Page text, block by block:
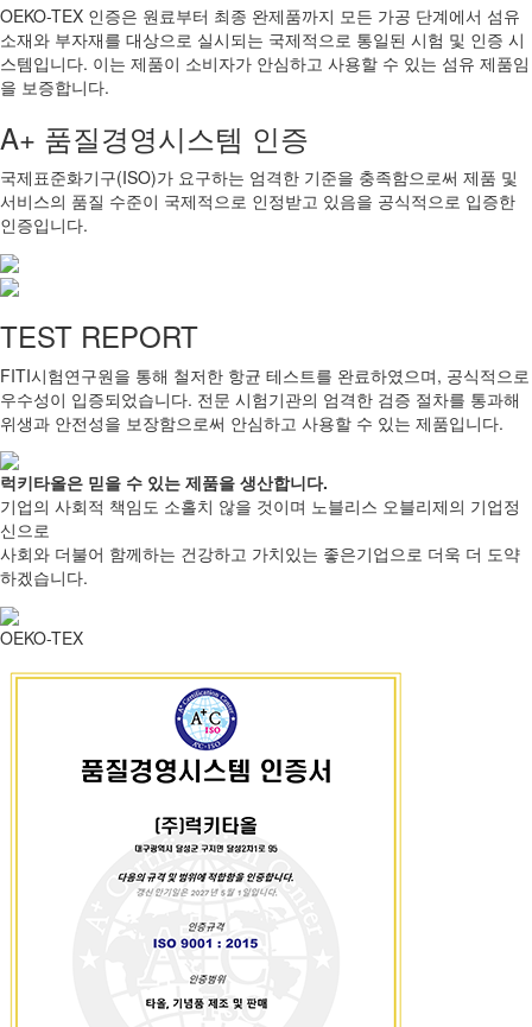
OEKO-TEX 인증은 원료부터 최종 완제품까지 모든 가공 단계에서 섬유
소재와 부자재를 대상으로 실시되는 국제적으로 통일된 시험 및 인증 시
스템입니다. 이는 제품이 소비자가 안심하고 사용할 수 있는 섬유 제품임
을 보증합니다.
A+ 품질경영시스템 인증
국제표준화기구(ISO)가 요구하는 엄격한 기준을 충족함으로써 제품 및
서비스의 품질 수준이 국제적으로 인정받고 있음을 공식적으로 입증한
인증입니다.
TEST REPORT
FITI시험연구원을 통해 철저한 항균 테스트를 완료하였으며, 공식적으로
우수성이 입증되었습니다. 전문 시험기관의 엄격한 검증 절차를 통과해
위생과 안전성을 보장함으로써 안심하고 사용할 수 있는 제품입니다.
럭키타올은 믿을 수 있는 제품을 생산합니다.
기업의 사회적 책임도 소홀치 않을 것이며 노블리스 오블리제의 기업정
신으로
사회와 더불어 함께하는 건강하고 가치있는 좋은기업으로 더욱 더 도약
하겠습니다.
OEKO-TEX